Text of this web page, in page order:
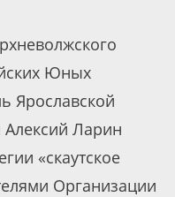
Юных
Ярославской
Ларин
«скаутское
Организации